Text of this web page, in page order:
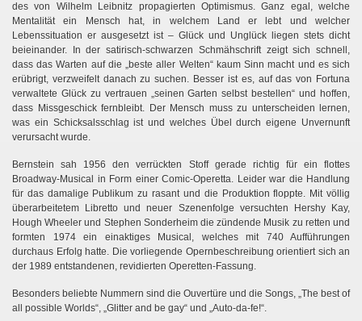
des von Wilhelm Leibnitz propagierten Optimismus. Ganz egal, welche
Mentalität ein Mensch hat, in welchem Land er lebt und welcher
Lebenssituation er ausgesetzt ist – Glück und Unglück liegen stets dicht
beieinander. In der satirisch-schwarzen Schmähschrift zeigt sich schnell,
dass das Warten auf die „beste aller Welten“ kaum Sinn macht und es sich
erübrigt, verzweifelt danach zu suchen. Besser ist es, auf das von Fortuna
verwaltete Glück zu vertrauen „seinen Garten selbst bestellen“ und hoffen,
dass Missgeschick fernbleibt. Der Mensch muss zu unterscheiden lernen,
was ein Schicksalsschlag ist und welches Übel durch eigene Unvernunft
verursacht wurde.
Bernstein sah 1956 den verrückten Stoff gerade richtig für ein flottes
Broadway-Musical in Form einer Comic-Operetta. Leider war die Handlung
für das damalige Publikum zu rasant und die Produktion floppte. Mit völlig
überarbeitetem Libretto und neuer Szenenfolge versuchten Hershy Kay,
Hough Wheeler und Stephen Sonderheim die zündende Musik zu retten und
formten 1974 ein einaktiges Musical, welches mit 740 Aufführungen
durchaus Erfolg hatte. Die vorliegende Opernbeschreibung orientiert sich an
der 1989 entstandenen, revidierten Operetten-Fassung.
Besonders beliebte Nummern sind die Ouvertüre und die Songs, „The best of
all possible Worlds“, „Glitter and be gay“ und „Auto-da-fe!“.